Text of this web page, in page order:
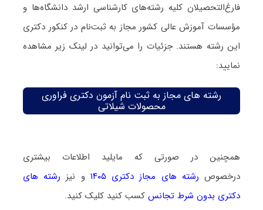
فارغ‌‌التحصیلان کلیه رشته‌های کارشناسی ارشد دانشگاه‌ها و
مؤسسات آموزش عالی کشور مجاز به ثبت‌نام در کنکور دکتری
این رشته هستند. جزئیات را می‌توانید در لینک زیر مشاهده
نمایید:
رشته های مجاز به ثبت نام آزمون دکتری فراوری
محصولات شیلاتی
همچنین در صورتی که مایلید اطلاعات بیشتری
درخصوص رشته های مجاز دکتری ۱۴۰۵ و نیز رشته های
دکتری بدون شرط تجانسکسب کنید کلیک کنید.